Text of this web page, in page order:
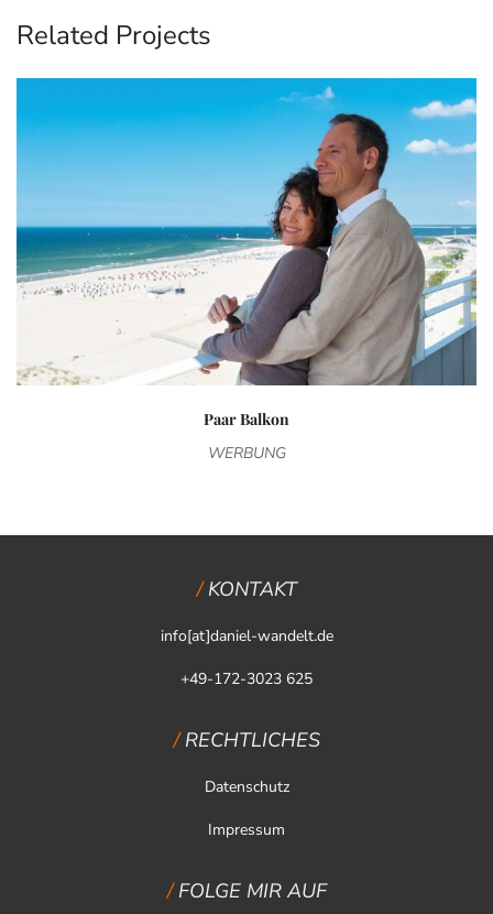
Related Projects
Paar Balkon
WERBUNG
KONTAKT
info[at]daniel-wandelt.de
+49-172-3023 625
RECHTLICHES
Datenschutz
Impressum
FOLGE MIR AUF